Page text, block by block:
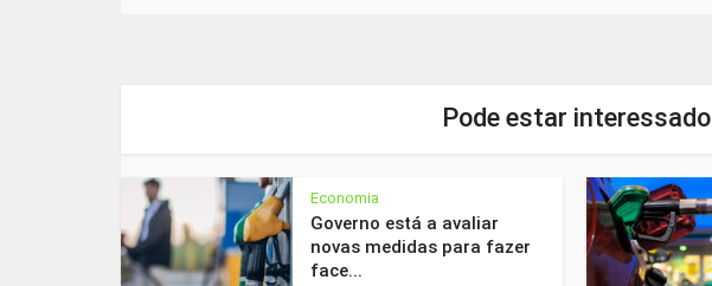
Pode estar interessado
Economia
Governo está a avaliar
novas medidas para fazer
face...